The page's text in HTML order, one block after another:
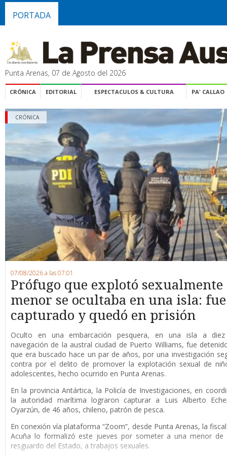
PORTADA
Punta Arenas, 07 de Agosto del 2026
CRÓNICA EDITORIAL ESPECTACULOS & CULTURA PA' CALLAO
CRÓNICA
07/08/2026 a las 07:01
Prófugo que explotó sexualmente
menor se ocultaba en una isla: fue
capturado y quedó en prisión
Oculto en una embarcación pesquera, en una isla a
navegación de la austral ciudad de Puerto Williams, fue
que era buscado hace un par de años, por una investigación
contra por el delito de promover la explotación sexual de
adolescentes, hecho ocurrido en Punta Arenas.
En la provincia Antártica, la Policía de Investigaciones, en
la autoridad marítima lograron capturar a Luis Alberto
Oyarzún, de 46 años, chileno, patrón de pesca.
En conexión vía plataforma “Zoom”, desde Punta Arenas, la
Acuña lo formalizó este jueves por someter a una menor de
resguardo del Estado, a trabajos sexuales.